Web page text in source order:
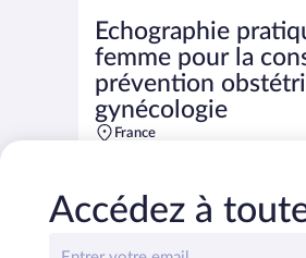
Accédez à
Echographie
femme pour la
prévention
gynécologie
France